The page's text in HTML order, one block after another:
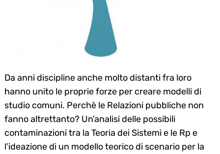
Da anni discipline anche molto distanti fra loro
hanno unito le proprie forze per creare modelli di
studio comuni. Perchè le Relazioni pubbliche non
fanno altrettanto? Un’analisi delle possibili
contaminazioni tra la Teoria dei Sistemi e le Rp e
l’ideazione di un modello teorico di scenario per la